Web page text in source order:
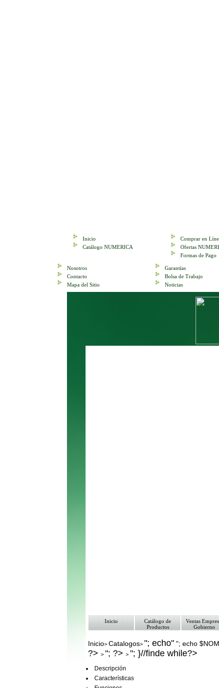
Inicio
Catálogo NUMERICA
Comprar en
Ofertas
Formas de Pago
Nosotros
Contacto
Mapa del Sitio
Garantías
Bolsa de Trabajo
Noticias
Inicio
Catálogo de
Productos
Ventas
Gobierno
Inicio>Catalogos> "; echo" "; echo
?>> "; ?>> "; }//finde while?>
Descripción
Características